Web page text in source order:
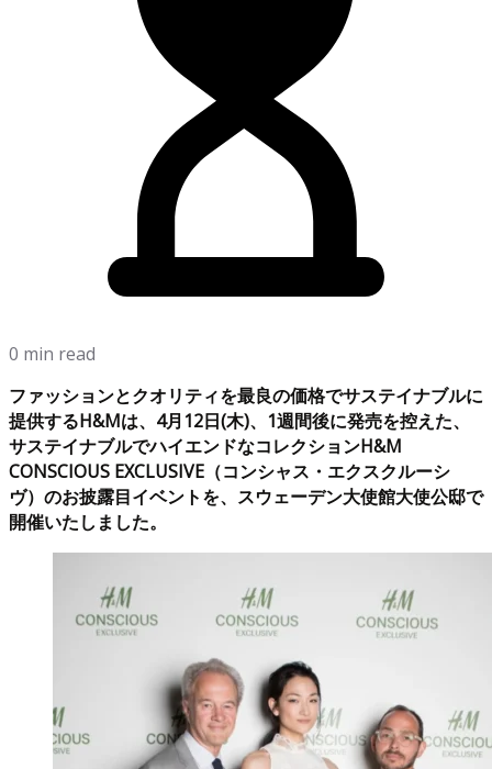
0 min read
ファッションとクオリティを最良の価格でサステイナブルに
提供するH&Mは、4月12日(木)、1週間後に発売を控えた、
サステイナブルでハイエンドなコレクションH&M
CONSCIOUS EXCLUSIVE（コンシャス・エクスクルーシ
ヴ）のお披露目イベントを、スウェーデン大使館大使公邸で
開催いたしました。